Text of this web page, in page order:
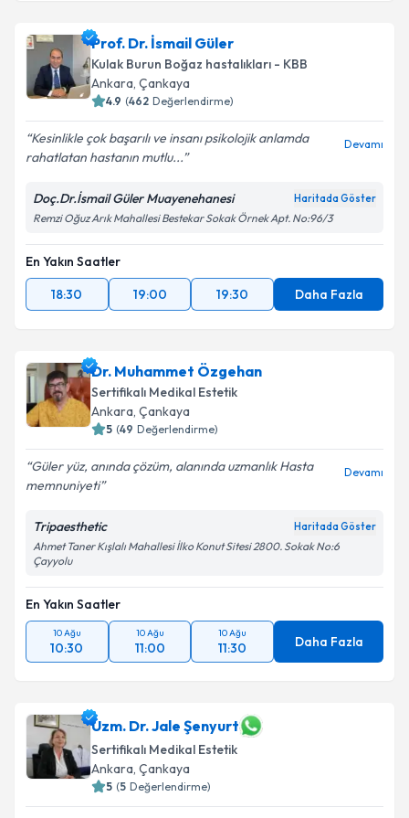
Prof. Dr. İsmail Güler
Kulak Burun Boğaz hastalıkları - KBB
Ankara, Çankaya
4.9 (462 Değerlendirme)
Kesinlikle çok başarılı ve insanı psikolojik anlamda
rahatlatan hastanın mutlu...
Devamı
Doç.Dr.İsmail Güler Muayenehanesi Haritada Göster
Remzi Oğuz Arık Mahallesi Bestekar Sokak Örnek Apt. No:96/3
En Yakın Saatler
18:30
19:00 19:30 Daha Fazla
Dr. Muhammet Özgehan
Sertifikalı Medikal Estetik
Ankara, Çankaya
5 (49 Değerlendirme)
Güler yüz, anında çözüm, alanında uzmanlık Hasta
memnuniyeti
Devamı
Tripaesthetic Haritada Göster
Ahmet Taner Kışlalı Mahallesi İlko Konut Sitesi 2800. Sokak No:6
Çayyolu
En Yakın Saatler
10 Ağu
10:30
10 Ağu
11:00
10 Ağu
11:30 Daha Fazla
Uzm. Dr. Jale Şenyurt
Sertifikalı Medikal Estetik
Ankara, Çankaya
5 (5 Değerlendirme)